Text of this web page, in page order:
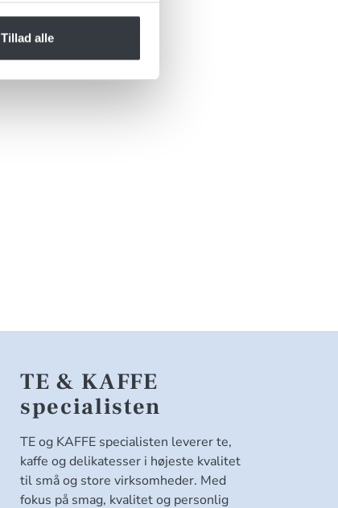
Tillad alle
TE & KAFFE
specialisten
TE og KAFFE specialisten leverer te,
kaffe og delikatesser i højeste kvalitet
til små og store virksomheder. Med
fokus på smag, kvalitet og personlig